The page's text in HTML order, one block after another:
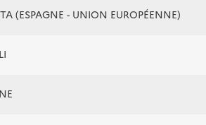
(ESPAGNE - UNION EUROPÉENNE)